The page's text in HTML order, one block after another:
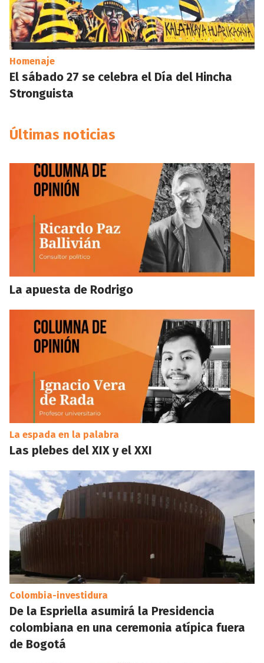
Homenaje
El sábado 27 se celebra el Día del Hincha
Stronguista
Últimas noticias
La apuesta de Rodrigo
La espada en la palabra
Las plebes del XIX y el XXI
Colombia-investidura
De la Espriella asumirá la Presidencia
colombiana en una ceremonia atípica fuera
de Bogotá